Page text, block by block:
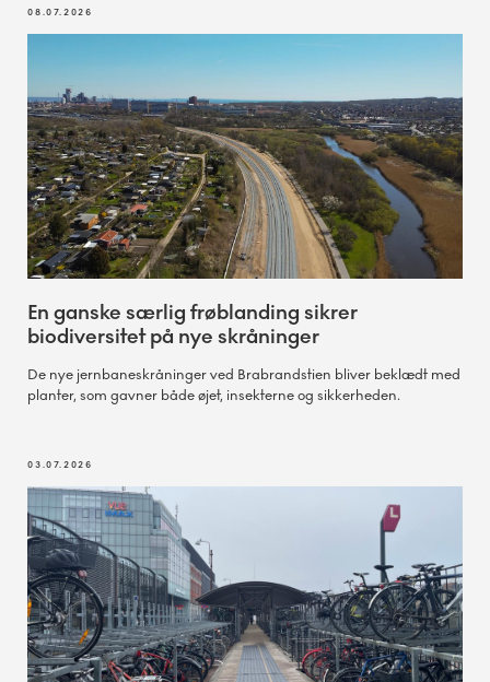
08.07.2026
En ganske særlig frøblanding sikrer
biodiversitet på nye skråninger
De nye jernbaneskråninger ved Brabrandstien bliver beklædt med
planter, som gavner både øjet, insekterne og sikkerheden.
03.07.2026